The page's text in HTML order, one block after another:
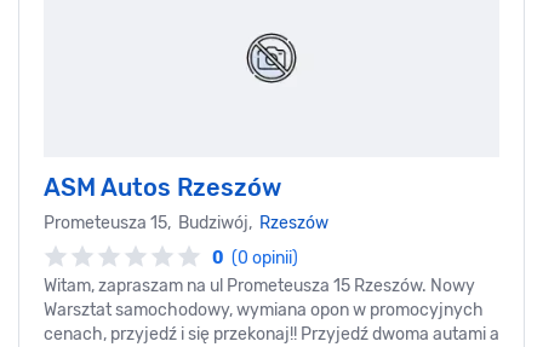
ASM Autos Rzeszów
Prometeusza 15, Budziwój, Rzeszów
0 (0 opinii)
Witam, zapraszam na ul Prometeusza 15 Rzeszów. Nowy
Warsztat samochodowy, wymiana opon w promocyjnych
cenach, przyjedź i się przekonaj!! Przyjedź dwoma autami a